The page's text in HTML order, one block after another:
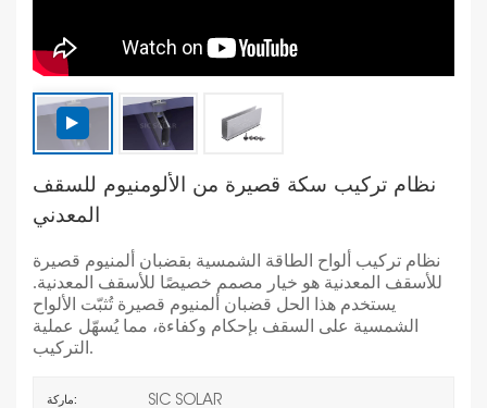
نظام تركيب سكة قصيرة من الألومنيوم للسقف
المعدني
نظام تركيب ألواح الطاقة الشمسية بقضبان ألمنيوم قصيرة
للأسقف المعدنية هو خيار مصمم خصيصًا للأسقف المعدنية.
يستخدم هذا الحل قضبان ألمنيوم قصيرة تُثبّت الألواح
الشمسية على السقف بإحكام وكفاءة، مما يُسهّل عملية
التركيب.
ماركة: SIC SOLAR